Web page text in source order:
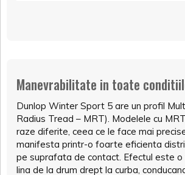
Manevrabilitate in toate
Dunlop Winter Sport 5 are un profil
Radius Tread – MRT). Modelele cu
raze diferite, ceea ce le face mai
manifesta printr-o foarte eficienta
pe suprafata de contact. Efectul este o
lina de la drum drept la curba,